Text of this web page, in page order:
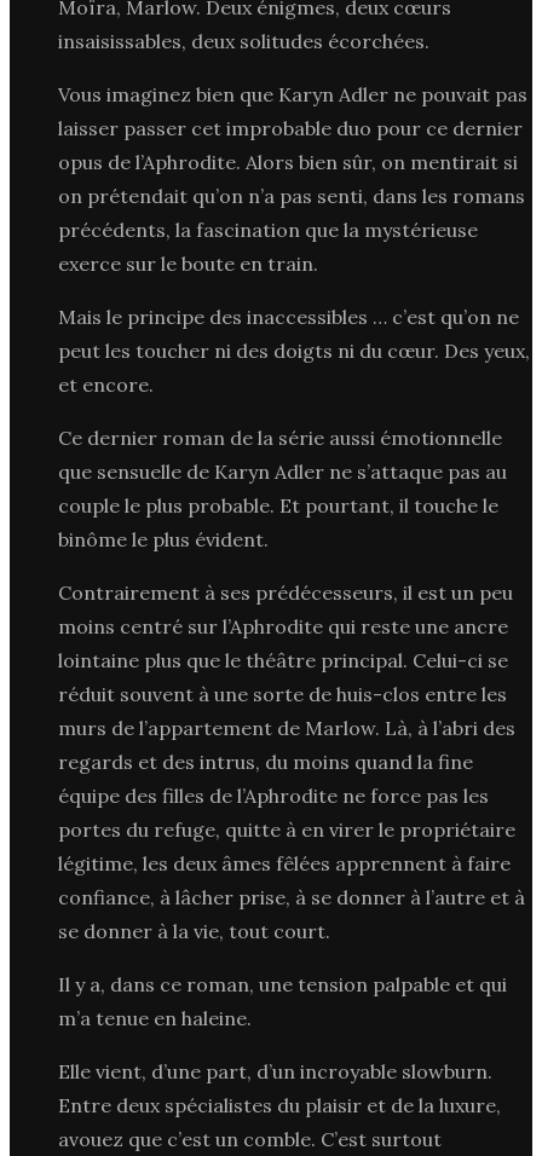
Moïra, Marlow. Deux énigmes, deux cœurs
insaisissables, deux solitudes écorchées.
Vous imaginez bien que Karyn Adler ne pouvait pas
laisser passer cet improbable duo pour ce dernier
opus de l’Aphrodite. Alors bien sûr, on mentirait si
on prétendait qu’on n’a pas senti, dans les romans
précédents, la fascination que la mystérieuse
exerce sur le boute en train.
Mais le principe des inaccessibles … c’est qu’on ne
peut les toucher ni des doigts ni du cœur. Des yeux,
et encore.
Ce dernier roman de la série aussi émotionnelle
que sensuelle de Karyn Adler ne s’attaque pas au
couple le plus probable. Et pourtant, il touche le
binôme le plus évident.
Contrairement à ses prédécesseurs, il est un peu
moins centré sur l’Aphrodite qui reste une ancre
lointaine plus que le théâtre principal. Celui-ci se
réduit souvent à une sorte de huis-clos entre les
murs de l’appartement de Marlow. Là, à l’abri des
regards et des intrus, du moins quand la fine
équipe des filles de l’Aphrodite ne force pas les
portes du refuge, quitte à en virer le propriétaire
légitime, les deux âmes fêlées apprennent à faire
confiance, à lâcher prise, à se donner à l’autre et à
se donner à la vie, tout court.
Il y a, dans ce roman, une tension palpable et qui
m’a tenue en haleine.
Elle vient, d’une part, d’un incroyable slowburn.
Entre deux spécialistes du plaisir et de la luxure,
avouez que c’est un comble. C’est surtout